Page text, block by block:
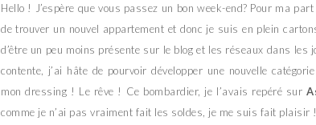
Hello ! J’espère que vous passez un bon week-end? Pour ma
de trouver un nouvel appartement et donc je suis en plein
d’être un peu moins présente sur le blog et les réseaux dans
contente, j’ai hâte de pourvoir développer une nouvelle
mon dressing ! Le rêve ! Ce bombardier, je l’avais repéré sur
comme je n’ai pas vraiment fait les soldes, je me suis fait plaisir